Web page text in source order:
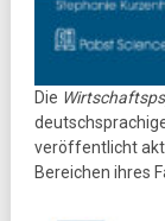
Die
veröffentlicht
Bereichen ihres